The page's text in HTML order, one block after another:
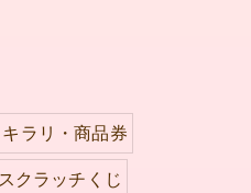
ラリ・商品券
クラッチくじ